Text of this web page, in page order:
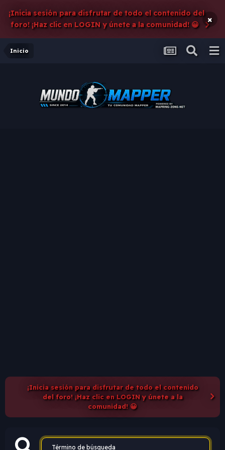
¡Inicia sesión para disfrutar de todo el contenido del
foro! ¡Haz clic en LOGIN y únete a la comunidad! 😀
×
Inicio
¡Inicia sesión para disfrutar de todo el contenido
del foro! ¡Haz clic en LOGIN y únete a la
comunidad! 😀